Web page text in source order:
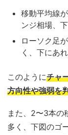
移動平均線
ンジ相場、
ローソク足
く、下にあ
このようにチャ
方向性や強弱を
また、2〜3本の
多く、下図のゴ